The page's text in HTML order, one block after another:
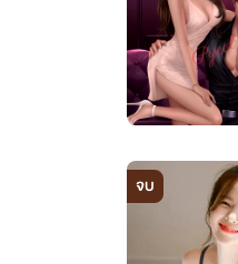
จบ